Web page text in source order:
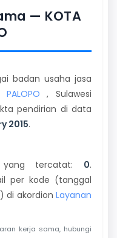
— KOTA
badan usaha jasa
PALOPO , Sulawesi
pendirian di data
2015.
yang tercatat: 0.
per kode (tanggal
di akordion Layanan
kerja sama, hubungi